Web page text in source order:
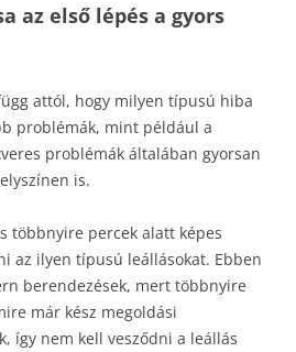
az első lépés a gyors
attól, hogy milyen típusú hiba
problémák, mint például a
problémák általában gyorsan
is.
többnyire percek alatt képes
az ilyen típusú leállásokat. Ebben
berendezések, mert többnyire
már kész megoldási
így nem kell vesződni a leállás